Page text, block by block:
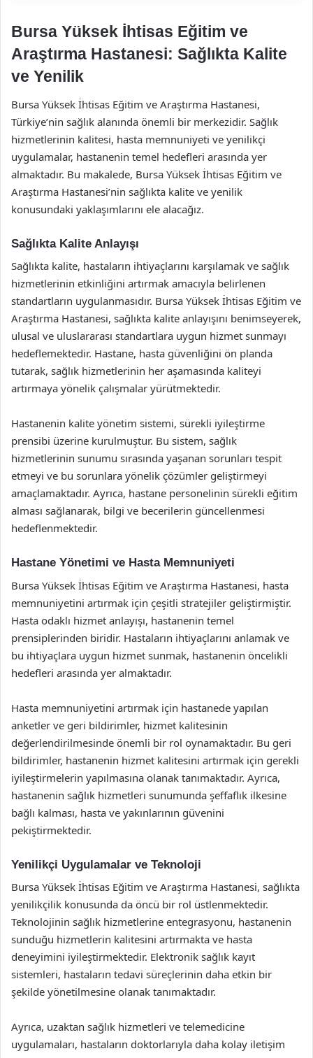
Bursa Yüksek İhtisas Eğitim ve
Araştırma Hastanesi: Sağlıkta Kalite
ve Yenilik
Bursa Yüksek İhtisas Eğitim ve Araştırma Hastanesi,
Türkiye’nin sağlık alanında önemli bir merkezidir. Sağlık
hizmetlerinin kalitesi, hasta memnuniyeti ve yenilikçi
uygulamalar, hastanenin temel hedefleri arasında yer
almaktadır. Bu makalede, Bursa Yüksek İhtisas Eğitim ve
Araştırma Hastanesi’nin sağlıkta kalite ve yenilik
konusundaki yaklaşımlarını ele alacağız.
Sağlıkta Kalite Anlayışı
Sağlıkta kalite, hastaların ihtiyaçlarını karşılamak ve sağlık
hizmetlerinin etkinliğini artırmak amacıyla belirlenen
standartların uygulanmasıdır. Bursa Yüksek İhtisas Eğitim ve
Araştırma Hastanesi, sağlıkta kalite anlayışını benimseyerek,
ulusal ve uluslararası standartlara uygun hizmet sunmayı
hedeflemektedir. Hastane, hasta güvenliğini ön planda
tutarak, sağlık hizmetlerinin her aşamasında kaliteyi
artırmaya yönelik çalışmalar yürütmektedir.
Hastanenin kalite yönetim sistemi, sürekli iyileştirme
prensibi üzerine kurulmuştur. Bu sistem, sağlık
hizmetlerinin sunumu sırasında yaşanan sorunları tespit
etmeyi ve bu sorunlara yönelik çözümler geliştirmeyi
amaçlamaktadır. Ayrıca, hastane personelinin sürekli eğitim
alması sağlanarak, bilgi ve becerilerin güncellenmesi
hedeflenmektedir.
Hastane Yönetimi ve Hasta Memnuniyeti
Bursa Yüksek İhtisas Eğitim ve Araştırma Hastanesi, hasta
memnuniyetini artırmak için çeşitli stratejiler geliştirmiştir.
Hasta odaklı hizmet anlayışı, hastanenin temel
prensiplerinden biridir. Hastaların ihtiyaçlarını anlamak ve
bu ihtiyaçlara uygun hizmet sunmak, hastanenin öncelikli
hedefleri arasında yer almaktadır.
Hasta memnuniyetini artırmak için hastanede yapılan
anketler ve geri bildirimler, hizmet kalitesinin
değerlendirilmesinde önemli bir rol oynamaktadır. Bu geri
bildirimler, hastanenin hizmet kalitesini artırmak için gerekli
iyileştirmelerin yapılmasına olanak tanımaktadır. Ayrıca,
hastanenin sağlık hizmetleri sunumunda şeffaflık ilkesine
bağlı kalması, hasta ve yakınlarının güvenini
pekiştirmektedir.
Yenilikçi Uygulamalar ve Teknoloji
Bursa Yüksek İhtisas Eğitim ve Araştırma Hastanesi, sağlıkta
yenilikçilik konusunda da öncü bir rol üstlenmektedir.
Teknolojinin sağlık hizmetlerine entegrasyonu, hastanenin
sunduğu hizmetlerin kalitesini artırmakta ve hasta
deneyimini iyileştirmektedir. Elektronik sağlık kayıt
sistemleri, hastaların tedavi süreçlerinin daha etkin bir
şekilde yönetilmesine olanak tanımaktadır.
Ayrıca, uzaktan sağlık hizmetleri ve telemedicine
uygulamaları, hastaların doktorlarıyla daha kolay iletişim